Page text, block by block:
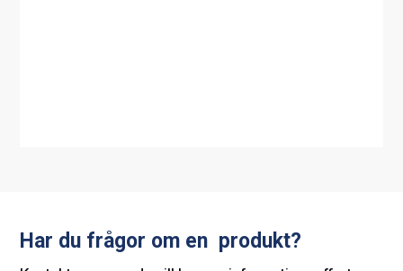
Har du frågor om en produkt?